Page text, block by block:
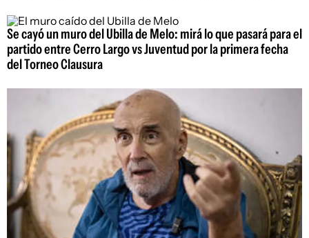
Se cayó un muro del Ubilla de Melo: mirá lo que pasará para el
partido entre Cerro Largo vs Juventud por la primera fecha
del Torneo Clausura